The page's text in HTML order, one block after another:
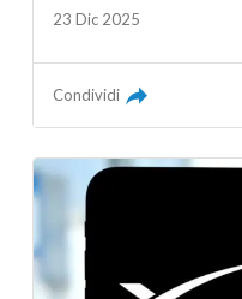
23 Dic 2025
Condividi